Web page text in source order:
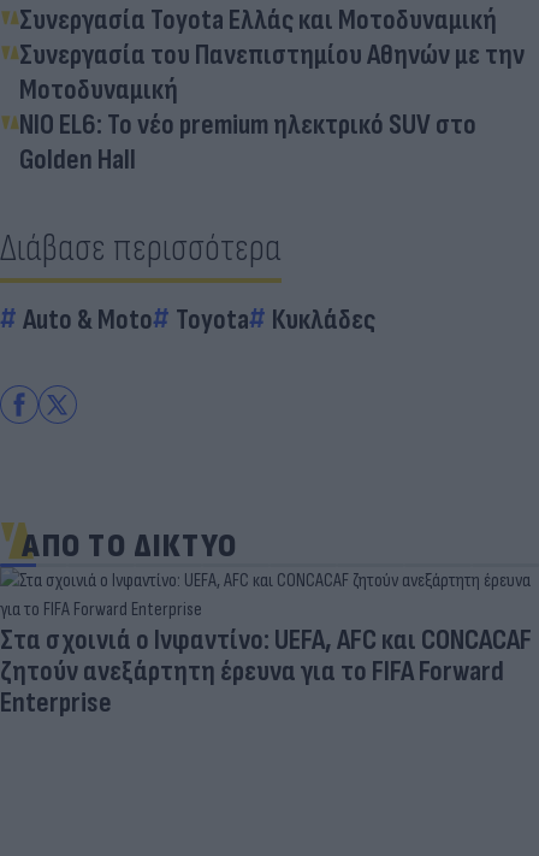
Συνεργασία Toyota Ελλάς και Μοτοδυναμική
Συνεργασία του Πανεπιστημίου Αθηνών με την
Μοτοδυναμική
NIO EL6: Το νέο premium ηλεκτρικό SUV στο
Golden Hall
Διάβασε περισσότερα
Auto & Moto Toyota Κυκλάδες
ΑΠΟ ΤΟ ΔΙΚΤΥΟ
Πριν από τη δόξα, υπήρξε ένας πατέρας που
έπρεπε να δώσει μια μεγάλη μάχη για τον γιο του